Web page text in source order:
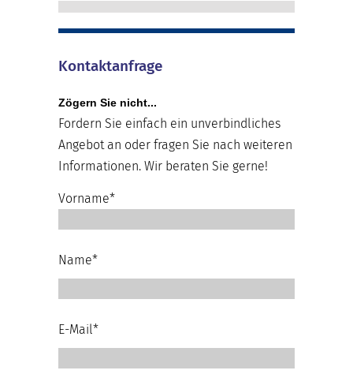
Kontaktanfrage
Zögern Sie nicht...
Fordern Sie einfach ein unverbindliches
Angebot an oder fragen Sie nach weiteren
Informationen. Wir beraten Sie gerne!
Vorname*
Name*
E-Mail*